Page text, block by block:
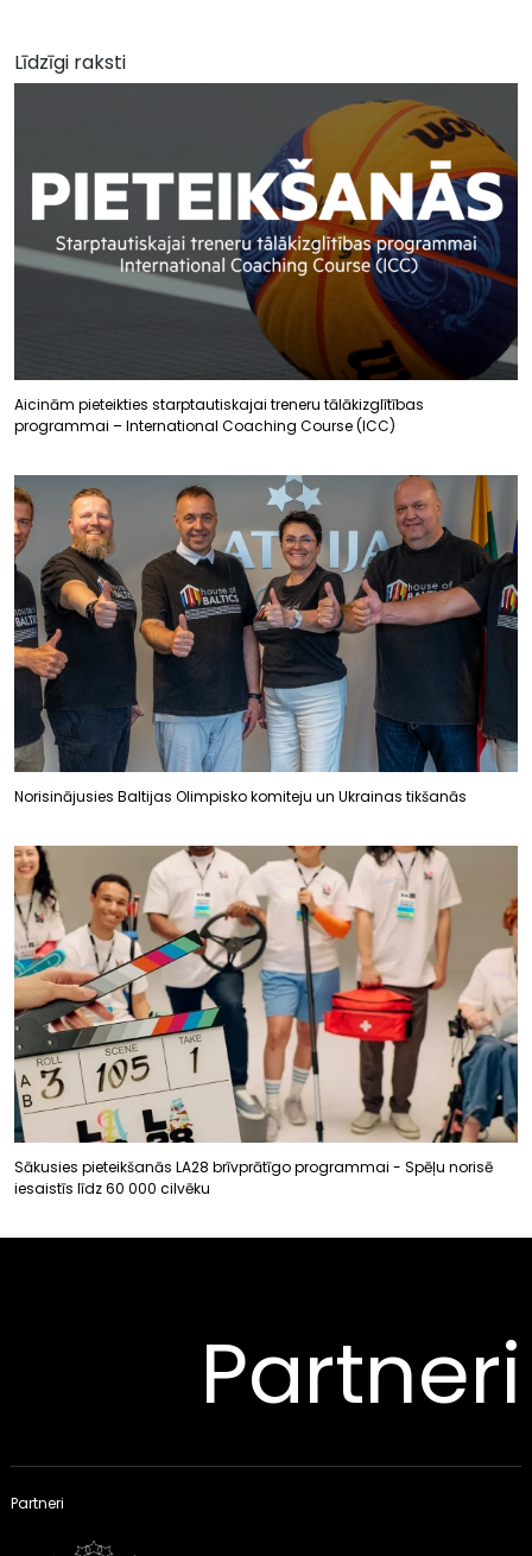
Līdzīgi raksti
Aicinām pieteikties starptautiskajai treneru tālākizglītības
programmai – International Coaching Course (ICC)
Norisinājusies Baltijas Olimpisko komiteju un Ukrainas tikšanās
Sākusies pieteikšanās LA28 brīvprātīgo programmai - Spēļu norisē
iesaistīs līdz 60 000 cilvēku
Partneri
Partneri